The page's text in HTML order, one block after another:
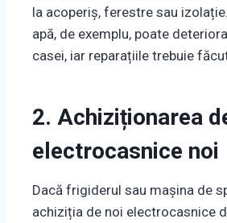
la acoperiș, ferestre sau
apă, de exemplu, poate
casei, iar reparațiile trebuie
2. Achiziționarea
electrocasnice noi
Dacă frigiderul sau mașina de
achiziția de noi electrocasnice